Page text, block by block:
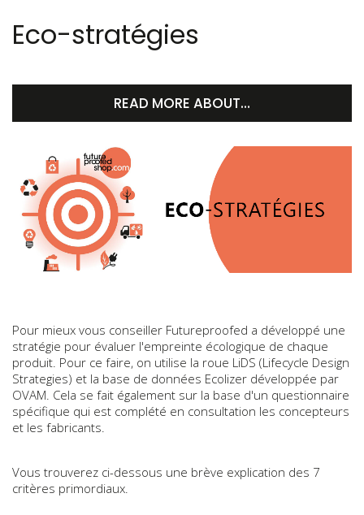
Eco-stratégies
Pour mieux vous conseiller Futureproofed a développé une
stratégie pour évaluer l'empreinte écologique de chaque
produit. Pour ce faire, on utilise la roue LiDS (Lifecycle Design
Strategies) et la base de données Ecolizer développée par
OVAM. Cela se fait également sur la base d'un questionnaire
spécifique qui est complété en consultation les concepteurs
et les fabricants.
Vous trouverez ci-dessous une brève explication des 7
critères primordiaux.
READ MORE ABOUT…